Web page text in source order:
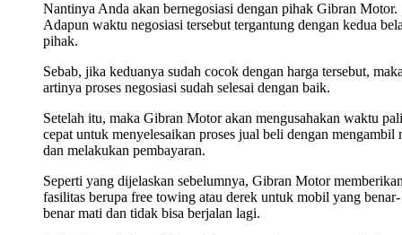
Nantinya Anda akan bernegosiasi dengan pihak Gibran Motor.
Adapun waktu negosiasi tersebut tergantung dengan kedua
pihak.
Sebab, jika keduanya sudah cocok dengan harga tersebut,
artinya proses negosiasi sudah selesai dengan baik.
Setelah itu, maka Gibran Motor akan mengusahakan waktu
cepat untuk menyelesaikan proses jual beli dengan mengambil
dan melakukan pembayaran.
Seperti yang dijelaskan sebelumnya, Gibran Motor
fasilitas berupa free towing atau derek untuk mobil yang benar-
benar mati dan tidak bisa berjalan lagi.